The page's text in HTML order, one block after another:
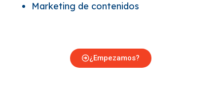
Marketing de contenidos
¿Empezamos?